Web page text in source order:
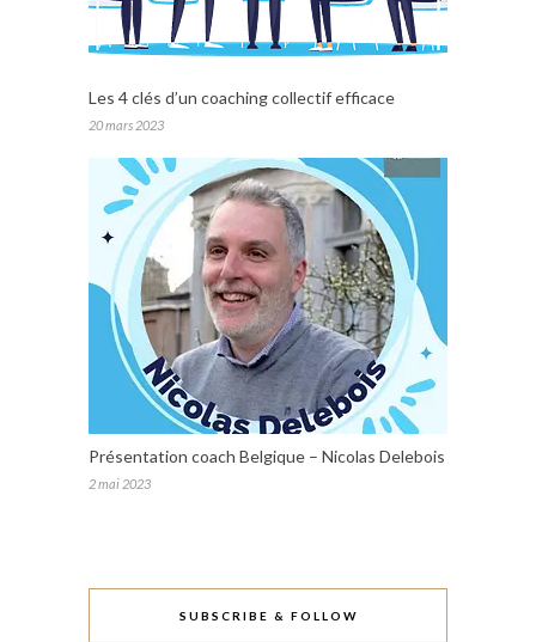
Les 4 clés d’un coaching collectif efficace
20 mars 2023
Présentation coach Belgique – Nicolas Delebois
2 mai 2023
SUBSCRIBE & FOLLOW